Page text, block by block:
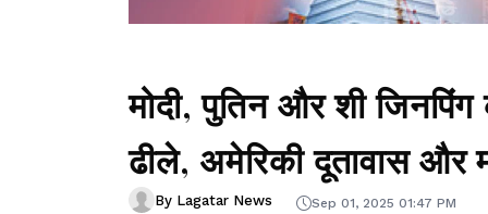
मोदी, पुतिन और शी
ढीले, अमेरिकी दूतावास और
By Lagatar News Sep 01, 2025 01:47 PM